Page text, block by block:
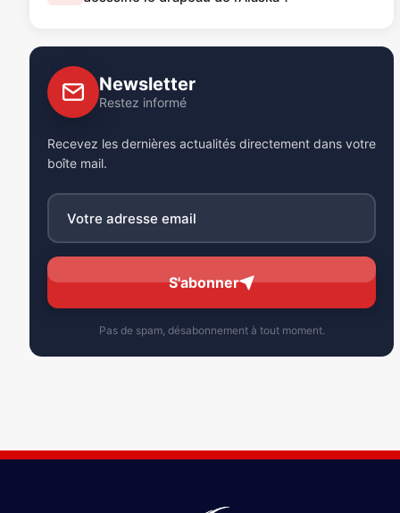
Newsletter
Restez informé
Recevez les dernières actualités directement dans votre
boîte mail.
S'abonner
Pas de spam, désabonnement à tout moment.